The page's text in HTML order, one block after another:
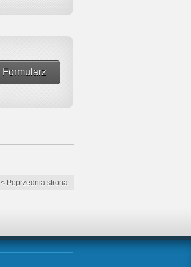
Formularz
< Poprzednia strona